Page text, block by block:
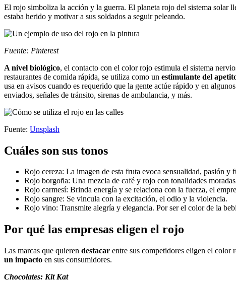
El rojo simboliza la acción y la guerra. El planeta rojo del sistema solar
estaba herido y motivar a sus soldados a seguir peleando.
Fuente: Pinterest
A nivel biológico, el contacto con el color rojo estimula el sistema
restaurantes de comida rápida, se utiliza como un estimulante del
usa en avisos cuando es requerido que la gente actúe rápido y en
enviados, señales de tránsito, sirenas de ambulancia, y más.
Fuente: Unsplash
Cuáles son sus tonos
Rojo cereza: La imagen de esta fruta evoca sensualidad, pasión y
Rojo borgoña: Una mezcla de café y rojo con tonalidades
Rojo carmesí: Brinda energía y se relaciona con la fuerza, el
Rojo sangre: Se vincula con la excitación, el odio y la violencia.
Rojo vino: Transmite alegría y elegancia. Por ser el color de la
Por qué las empresas eligen el rojo
Las marcas que quieren destacar entre sus competidores eligen el color
un impacto en sus consumidores.
Chocolates: Kit Kat